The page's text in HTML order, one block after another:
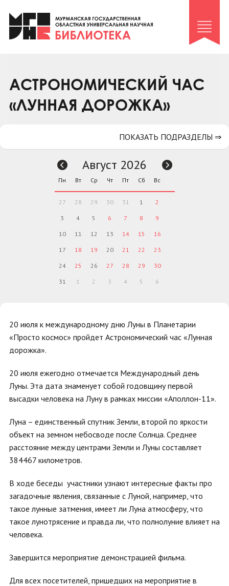
Клуб «Гиря и сельдерей»
Клуб «Семейный архив»
Коллегам
Контакты
АСТРОНОМИЧЕСКИЙ ЧАС
«ЛУННАЯ ДОРОЖКА»
20 июля к международному дню Луны в Планетарии
«Просто космос» пройдет Астрономический час «Лунная
дорожка».
20 июля ежегодно отмечается Международный день
Луны. Эта дата знаменует собой годовщину первой
высадки человека на Луну в рамках миссии «Аполлон-11».
Луна – единственный спутник Земли, второй по яркости
объект на земном небосводе после Солнца. Среднее
расстояние между центрами Земли и Луны составляет
384467 километров.
В ходе беседы участники узнают интересные факты про
загадочные явления, связанные с Луной, например, что
такое лунные затмения, имеет ли Луна атмосферу, что
такое лунотрясение и правда ли, что полнолуние влияет на
человека.
Завершится мероприятие демонстрацией фильма.
Для всех посетителей, пришедших на мероприятие в
ПОКАЗАТЬ ПОДРАЗДЕЛЫ ⇒
Август 2026
Пн Вт Ср Чт Пт Сб Вс
27 28 29 30 31 1 2
3 4 5 6 7 8 9
10 11 12 13 14 15 16
17 18 19 20 21 22 23
24 25 26 27 28 29 30
31 1 2 3 4 5 6